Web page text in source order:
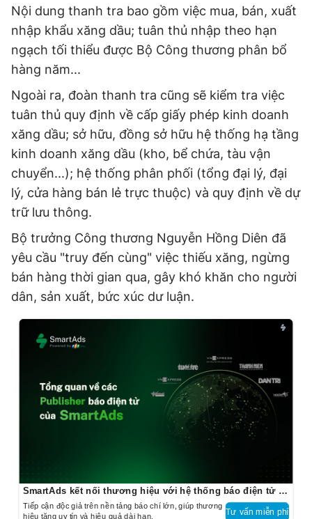
Nội dung thanh tra bao gồm việc mua, bán, xuất
nhập khẩu xăng dầu; tuân thủ nhập theo hạn
ngạch tối thiểu được Bộ Công thương phân bổ
hàng năm...
Ngoài ra, đoàn thanh tra cũng sẽ kiểm tra việc
tuân thủ quy định về cấp giấy phép kinh doanh
xăng dầu; sở hữu, đồng sở hữu hệ thống hạ tầng
kinh doanh xăng dầu (kho, bể chứa, tàu vận
chuyển...); hệ thống phân phối (tổng đại lý, đại
lý, cửa hàng bán lẻ trực thuộc) và quy định về dự
trữ lưu thông.
Bộ trưởng Công thương Nguyễn Hồng Diên đã
yêu cầu "truy đến cùng" việc thiếu xăng, ngừng
bán hàng thời gian qua, gây khó khăn cho người
dân, sản xuất, bức xúc dư luận.
SmartAds kết nối thương hiệu với hệ thống báo điện tử hàng đầu
Tiếp cận độc giả trên nền tảng báo chí lớn, giúp thương
hiệu tăng uy tín và hiệu quả dài hạn.
Tư vấn miễn phí